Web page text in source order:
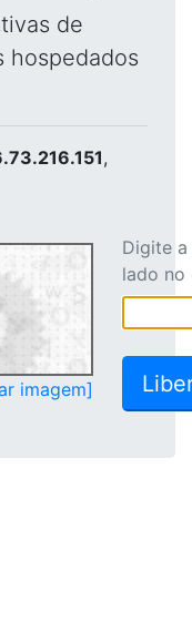
de
hospedados
,
imagem]
Digite
lado no